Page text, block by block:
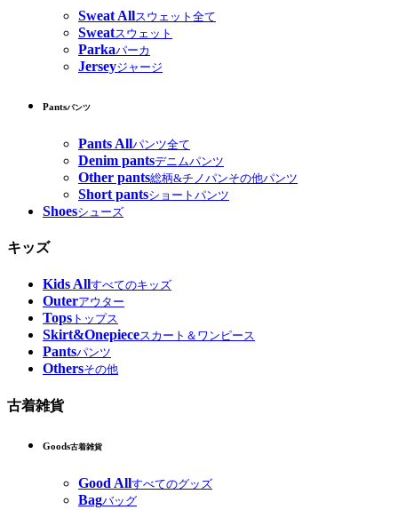
Sweat Allスウェット全て
Sweatスウェット
Parkaパーカ
Jerseyジャージ
Pantsパンツ
Pants Allパンツ全て
Denim pantsデニムパンツ
Other pants総柄&チノパンその他パンツ
Short pantsショートパンツ
Shoesシューズ
キッズ
Kids Allすべてのキッズ
Outerアウター
Tops トップス
Skirt&Onepieceスカート＆ワンピース
Pantsパンツ
Othersその他
古着雑貨
Goods古着雑貨
Good Allすべてのグッズ
Bagバッグ